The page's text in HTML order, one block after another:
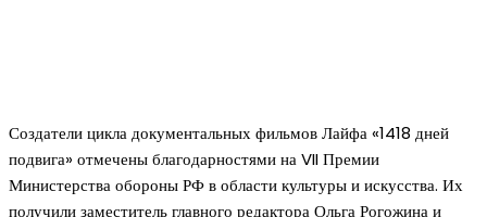
Создатели цикла документальных фильмов Лайфа «1418 дней
подвига» отмечены благодарностями на VII Премии
Министерства обороны РФ в области культуры и искусства. Их
получили заместитель главного редактора Ольга Рогожина и